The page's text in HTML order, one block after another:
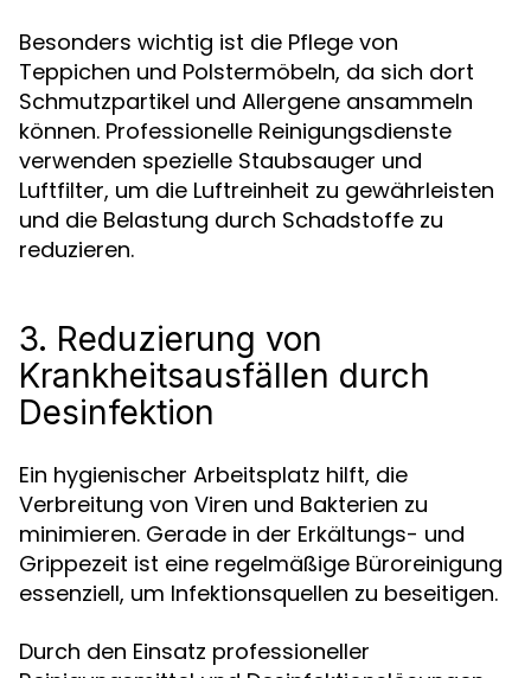
Besonders wichtig ist die Pflege von
Teppichen und Polstermöbeln, da sich dort
Schmutzpartikel und Allergene ansammeln
können. Professionelle Reinigungsdienste
verwenden spezielle Staubsauger und
Luftfilter, um die Luftreinheit zu gewährleisten
und die Belastung durch Schadstoffe zu
reduzieren.
3. Reduzierung von
Krankheitsausfällen durch
Desinfektion
Ein hygienischer Arbeitsplatz hilft, die
Verbreitung von Viren und Bakterien zu
minimieren. Gerade in der Erkältungs- und
Grippezeit ist eine regelmäßige Büroreinigung
essenziell, um Infektionsquellen zu beseitigen.
Durch den Einsatz professioneller